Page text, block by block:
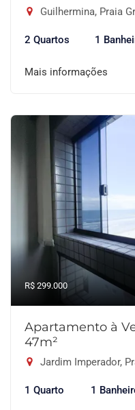
Guilhermina, Praia
2 Quartos 1
Mais informações
R$ 299.000
Apartamento à
47m²
Jardim Imperador,
1 Quarto 1